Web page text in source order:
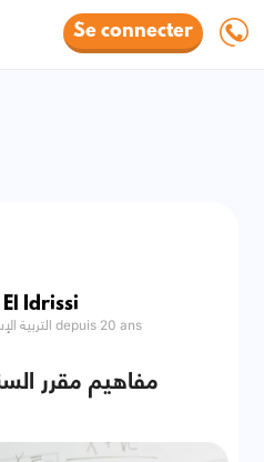
Se connecter
Idrissi
Enseignant de التربية الإسلامية depuis 20 ans
مفاهيم مقرر